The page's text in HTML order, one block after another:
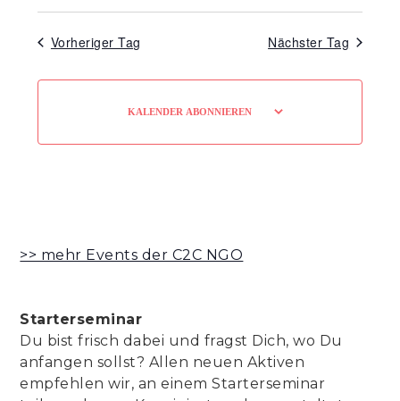
Vorheriger Tag Nächster Tag
KALENDER ABONNIEREN
>> mehr Events der C2C NGO
Starterseminar
Du bist frisch dabei und fragst Dich, wo Du
anfangen sollst? Allen neuen Aktiven
empfehlen wir, an einem Starterseminar